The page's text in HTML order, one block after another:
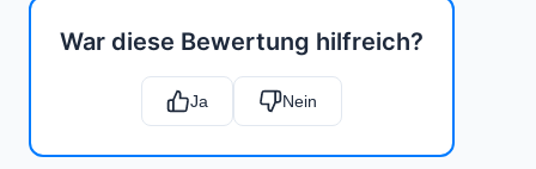
War diese Bewertung hilfreich?
Ja Nein